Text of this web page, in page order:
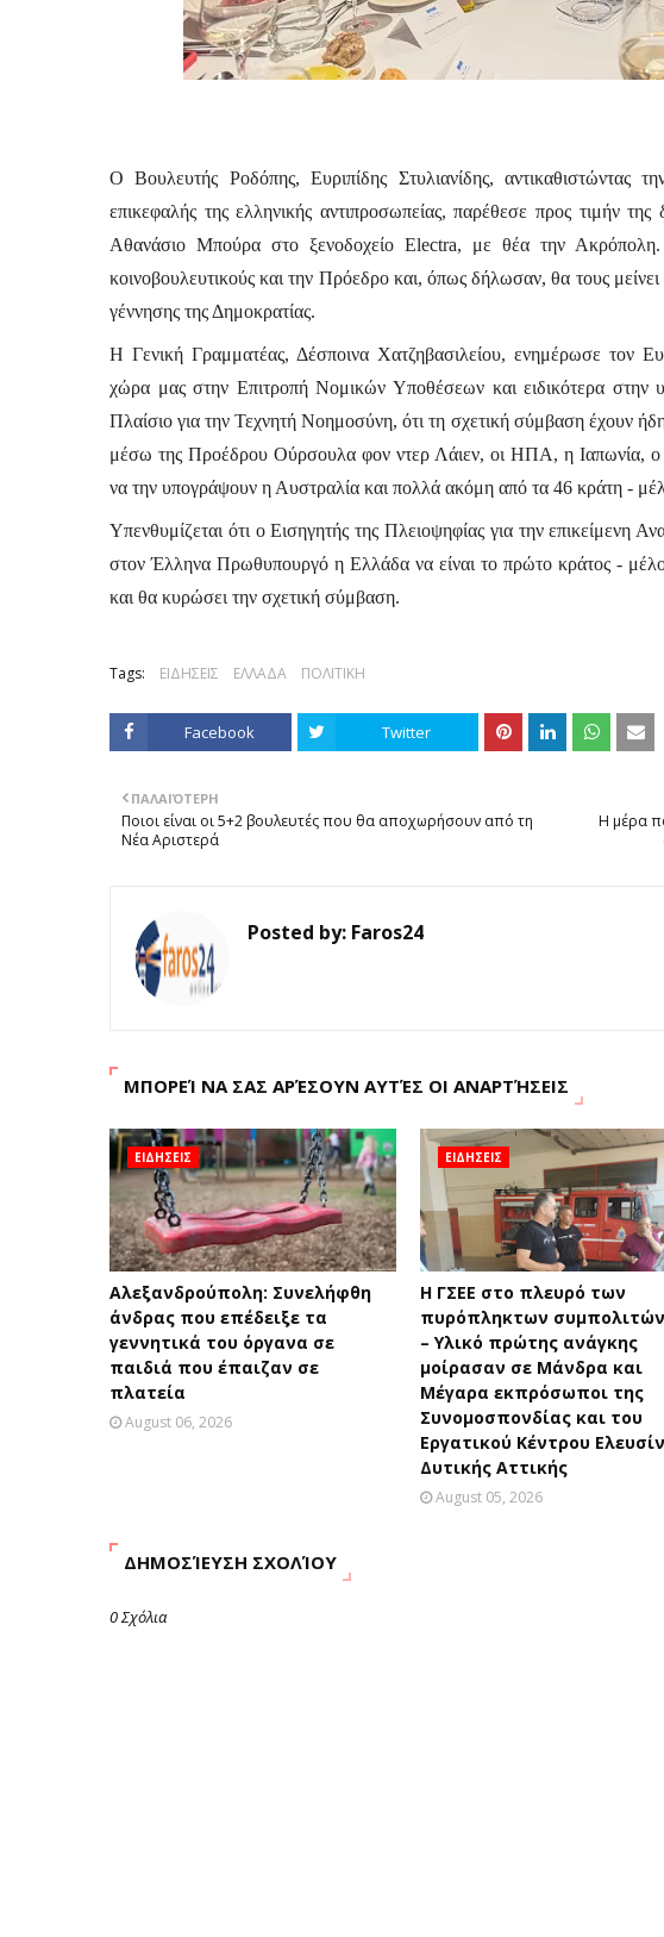
Ο Βουλευτής Ροδόπης, Ευριπίδης Στυλιανίδης,
επικεφαλής της ελληνικής αντιπροσωπείας, παρέθεσε προς τιμήν
Αθανάσιο Μπούρα στο ξενοδοχείο Electra, με θέα την
κοινοβουλευτικούς και την Πρόεδρο και, όπως δήλωσαν, θα τους
γέννησης της Δημοκρατίας.
Η Γενική Γραμματέας, Δέσποινα Χατζηβασιλείου, ενημέρωσε τον
χώρα μας στην Επιτροπή Νομικών Υποθέσεων και ειδικότερα
Πλαίσιο για την Τεχνητή Νοημοσύνη, ότι τη σχετική σύμβαση έχουν
μέσω της Προέδρου Ούρσουλα φον ντερ Λάιεν, οι ΗΠΑ, η Ιαπωνία, ο
να την υπογράψουν η Αυστραλία και πολλά ακόμη από τα 46 κράτη -
Υπενθυμίζεται ότι ο Εισηγητής της Πλειοψηφίας για την επικείμενη
στον Έλληνα Πρωθυπουργό η Ελλάδα να είναι το πρώτο κράτος -
και θα κυρώσει την σχετική σύμβαση.
Tags: ΕΙΔΗΣΕΙΣ ΕΛΛΑΔΑ ΠΟΛΙΤΙΚΗ
Facebook Twitter
Η μέρα
ΠΑΛΑΙΌΤΕΡΗ
Ποιοι είναι οι 5+2 βουλευτές που θα αποχωρήσουν από τη
Νέα Αριστερά
Posted by: Faros24
ΜΠΟΡΕΊ ΝΑ ΣΑΣ ΑΡΈΣΟΥΝ ΑΥΤΈΣ ΟΙ ΑΝΑΡΤΉΣΕΙΣ
ΕΙΔΗΣΕΙΣ
Αλεξανδρούπολη: Συνελήφθη
άνδρας που επέδειξε τα
γεννητικά του όργανα σε
παιδιά που έπαιζαν σε
πλατεία
August 06, 2026
ΕΙΔΗΣΕΙΣ
H ΓΣΕΕ στο πλευρό των
πυρόπληκτων
– Υλικό πρώτης ανάγκης
μοίρασαν σε Μάνδρα και
Μέγαρα εκπρόσωποι της
Συνομοσπονδίας και του
Εργατικού Κέντρου
Δυτικής Αττικής
August 05, 2026
ΔΗΜΟΣΊΕΥΣΗ ΣΧΟΛΊΟΥ
0 Σχόλια